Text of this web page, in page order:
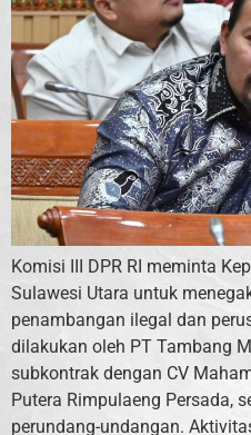
Komisi III DPR RI meminta
Sulawesi Utara untuk
penambangan ilegal dan
dilakukan oleh PT Tambang
subkontrak dengan CV
Putera Rimpulaeng Persada,
perundang-undangan.